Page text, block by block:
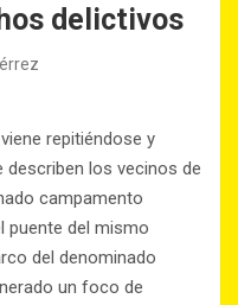
delictivos
repitiéndose y
describen los vecinos de
campamento
puente del mismo
del denominado
un foco de